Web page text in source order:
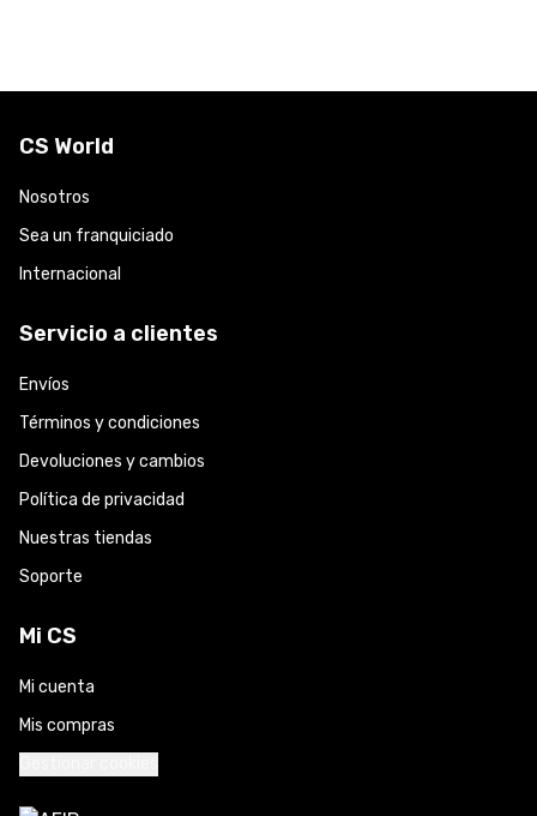
CS World
Nosotros
Sea un franquiciado
Internacional
Servicio a clientes
Envíos
Términos y condiciones
Devoluciones y cambios
Política de privacidad
Nuestras tiendas
Soporte
Mi CS
Mi cuenta
Mis compras